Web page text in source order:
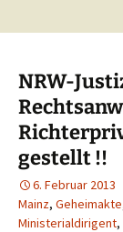
NRW-
gestellt !!
6. Februar 2013
Mainz, Geheimakte
Ministerialdirigent,